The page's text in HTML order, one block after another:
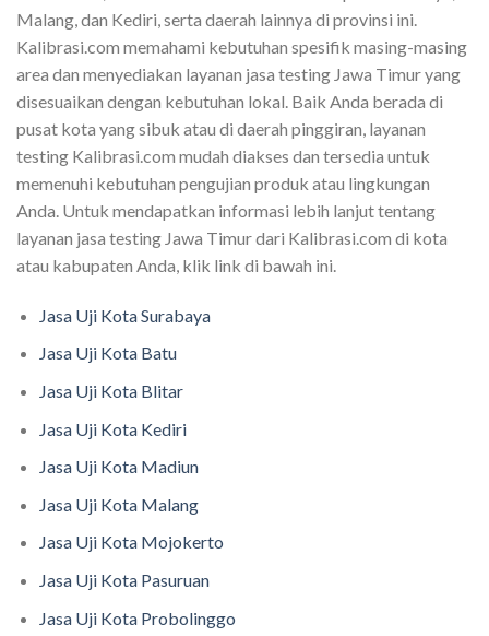
Malang, dan Kediri, serta daerah lainnya di provinsi ini.
Kalibrasi.com memahami kebutuhan spesifik masing-masing
area dan menyediakan layanan jasa testing Jawa Timur yang
disesuaikan dengan kebutuhan lokal. Baik Anda berada di
pusat kota yang sibuk atau di daerah pinggiran, layanan
testing Kalibrasi.com mudah diakses dan tersedia untuk
memenuhi kebutuhan pengujian produk atau lingkungan
Anda. Untuk mendapatkan informasi lebih lanjut tentang
layanan jasa testing Jawa Timur dari Kalibrasi.com di kota
atau kabupaten Anda, klik link di bawah ini.
Jasa Uji Kota Surabaya
Jasa Uji Kota Batu
Jasa Uji Kota Blitar
Jasa Uji Kota Kediri
Jasa Uji Kota Madiun
Jasa Uji Kota Malang
Jasa Uji Kota Mojokerto
Jasa Uji Kota Pasuruan
Jasa Uji Kota Probolinggo